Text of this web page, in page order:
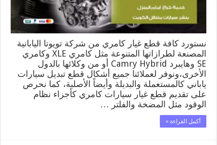
نستورد كافة قطع غيار كامري من شركة تويوتا اليابانية
المصنعة لطرازاتها المتنوعة مثل كامري XLE وكامري
SE وهايبرد Camry Hybrid أو من وكلائها بالدول
الأخرى،ونوفر لعملائنا جميع أشكال قطع تبديل سيارات
ياباني كالمستعملة والبديلة وأيضاً الأصلية، كما نحرص
على تقديم قطع غيار سيارات كامري كأجزاء نظام
الوقود مثل المضخة والفلتر …
أكمل القراءة »